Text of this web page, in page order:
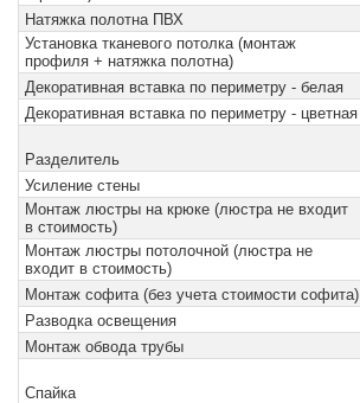
Натяжка полотна ПВХ
Установка тканевого потолка (монтаж
профиля + натяжка полотна)
Декоративная вставка по периметру - белая
Декоративная вставка по периметру - цветная
Разделитель
Усиление стены
Монтаж люстры на крюке (люстра не входит
в стоимость)
Монтаж люстры потолочной (люстра не
входит в стоимость)
Монтаж софита (без учета стоимости софита)
Разводка освещения
Монтаж обвода трубы
Спайка